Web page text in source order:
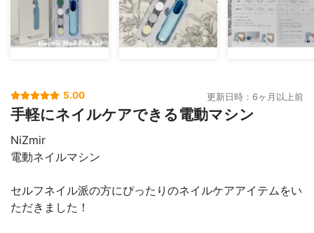
5.00 更新日時：6ヶ月以上前
手軽にネイルケアできる電動マシン
NiZmir
電動ネイルマシン
セルフネイル派の方にぴったりのネイルケアアイテムをい
ただきました！